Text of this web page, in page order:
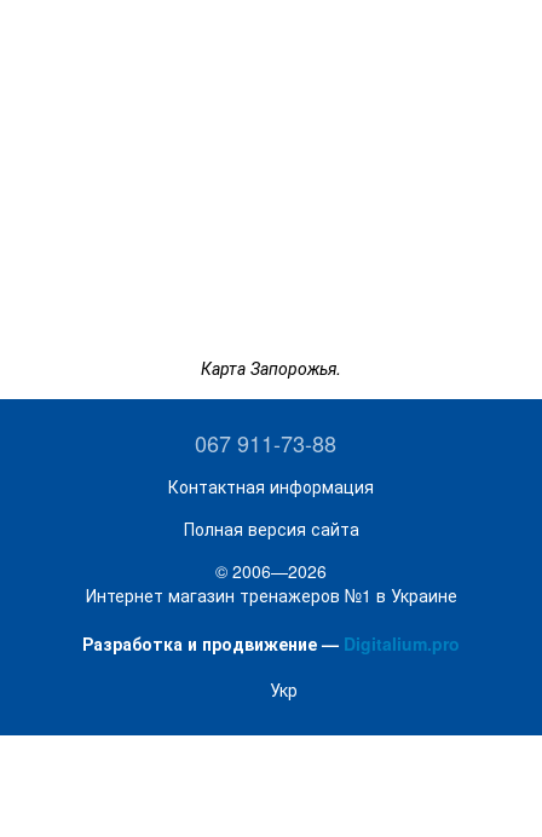
Карта Запорожья.
067 911-73-88
Контактная информация
Полная версия сайта
© 2006—2026
Интернет магазин тренажеров №1 в Украине
Разработка и продвижение — Digitalium.pro
Укр